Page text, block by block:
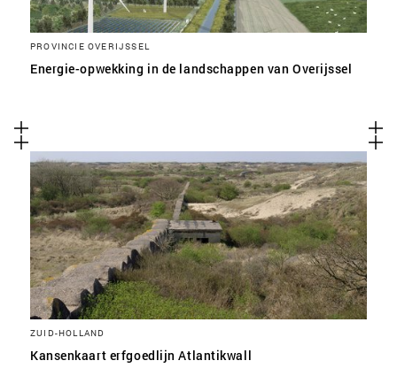
PROVINCIE OVERIJSSEL
Energie-opwekking in de landschappen van Overijssel
ZUID-HOLLAND
Kansenkaart erfgoedlijn Atlantikwall